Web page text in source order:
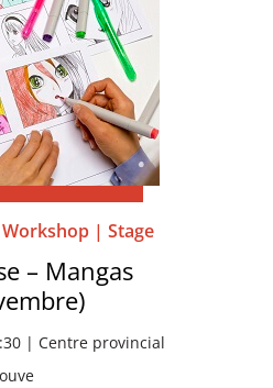
| Stage
– Mangas
| Centre provincial